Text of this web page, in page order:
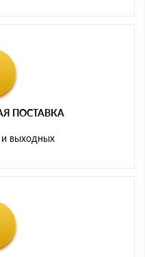
ПОСТАВКА
и выходных